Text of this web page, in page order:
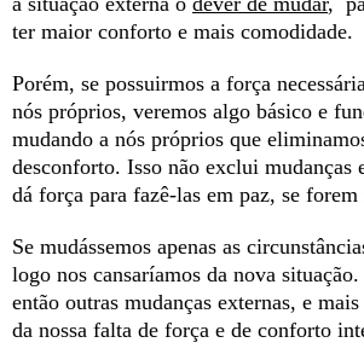
ter maior conforto e mais comodidade.
Porém, se possuirmos a força
nós próprios, veremos algo básico e
mudando a nós próprios que
desconforto. Isso não exclui mudanças
dá força para fazê-las em paz, se forem
Se mudássemos apenas as
logo nos cansaríamos da nova
então outras mudanças externas, e
da nossa falta de força e de conforto